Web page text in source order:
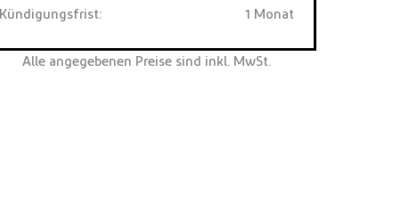
Kündigungsfrist:
1 Monat
Alle angegebenen Preise sind inkl. MwSt.